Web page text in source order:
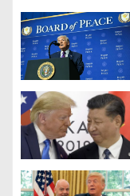
o
s